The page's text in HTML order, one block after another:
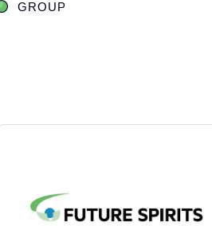
GROUP